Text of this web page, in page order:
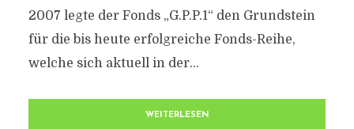
2007 legte der Fonds „G.P.P.1“ den Grundstein
für die bis heute erfolgreiche Fonds-Reihe,
welche sich aktuell in der...
WEITERLESEN